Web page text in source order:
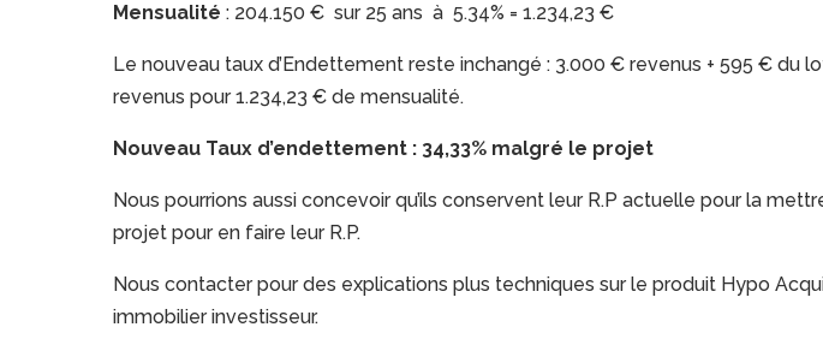
Mensualité : 204.150 € sur 25 ans à 5.34% = 1.234,23 €
Le nouveau taux d’Endettement reste inchangé : 3.000 € revenus + 595 € du
revenus pour 1.234,23 € de mensualité.
Nouveau Taux d’endettement : 34,33% malgré le projet
Nous pourrions aussi concevoir qu’ils conservent leur R.P actuelle pour la
projet pour en faire leur R.P.
Nous contacter pour des explications plus techniques sur le produit Hypo
immobilier investisseur.